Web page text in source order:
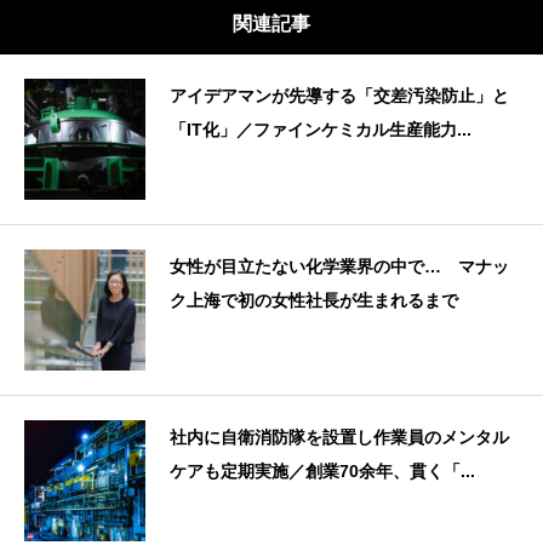
関連記事
アイデアマンが先導する「交差汚染防止」と
「IT化」／ファインケミカル生産能力...
女性が目立たない化学業界の中で… マナッ
ク上海で初の女性社長が生まれるまで
社内に自衛消防隊を設置し作業員のメンタル
ケアも定期実施／創業70余年、貫く「...